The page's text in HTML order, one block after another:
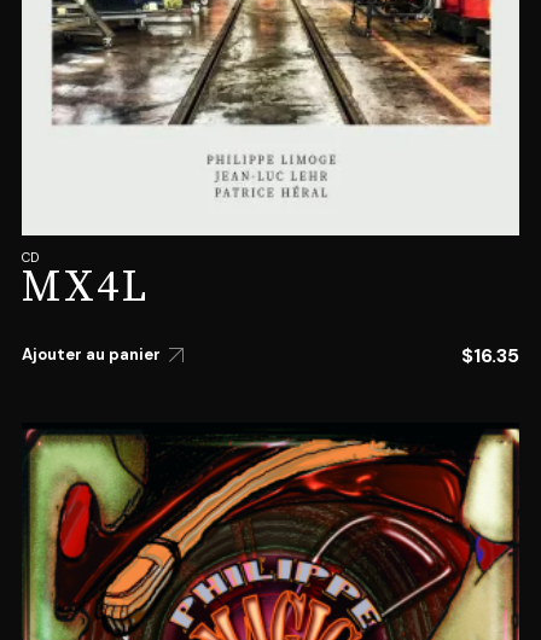
CD
MX4L
Ajouter au panier $16.35